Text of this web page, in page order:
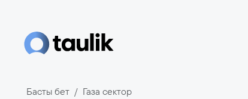
Басты бет Газа сектор